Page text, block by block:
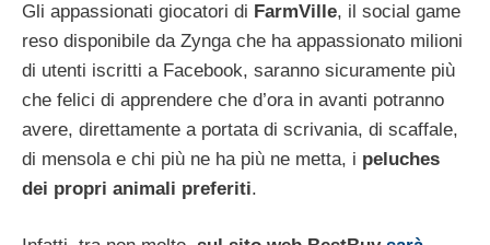
Gli appassionati giocatori di FarmVille, il social game
reso disponibile da Zynga che ha appassionato milioni
di utenti iscritti a Facebook, saranno sicuramente più
che felici di apprendere che d’ora in avanti potranno
avere, direttamente a portata di scrivania, di scaffale,
di mensola e chi più ne ha più ne metta, i peluches
dei propri animali preferiti.